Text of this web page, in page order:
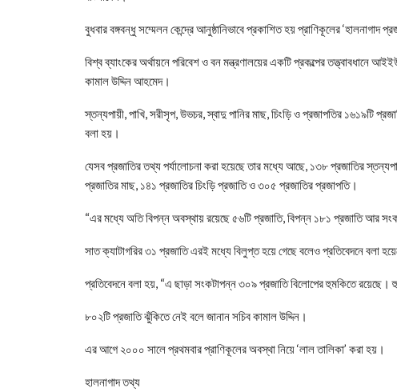
বুধবার বঙ্গবন্ধু সম্মেলন কেন্দ্রে আনুষ্ঠানিভাবে প্রকাশিত হয় প্রাণিকূলের
বিশ্ব ব্যাংকের অর্থায়নে পরিবেশ ও বন মন্ত্রণালয়ের একটি প্রকল্পের তত্ত্বাবধানে
কামাল উদ্দিন আহমেদ।
স্তন্যপায়ী, পাখি, সরীসৃপ, উভচর, স্বাদু পানির মাছ, চিংড়ি ও প্রজাপতির ১৬১৯টি
বলা হয়।
যেসব প্রজাতির তথ্য পর্যালোচনা করা হয়েছে তার মধ্যে আছে, ১৩৮ প্রজাতির
প্রজাতির মাছ, ১৪১ প্রজাতির চিংড়ি প্রজাতি ও ৩০৫ প্রজাতির প্রজাপতি।
“এর মধ্যে অতি বিপন্ন অবস্থায় রয়েছে ৫৬টি প্রজাতি, বিপন্ন ১৮১ প্রজাতি আর
সাত ক্যাটাগরির ৩১ প্রজাতি এরই মধ্যে বিলুপ্ত হয়ে গেছে বলেও প্রতিবেদনে বলা
প্রতিবেদনে বলা হয়, “এ ছাড়া সংকটাপন্ন ৩০৯ প্রজাতি বিলোপের হুমকিতে
৮০২টি প্রজাতি ঝুঁকিতে নেই বলে জানান সচিব কামাল উদ্দিন।
এর আগে ২০০০ সালে প্রথমবার প্রাণিকূলের অবস্থা নিয়ে ‘লাল তালিকা’ করা হয়।
হালনাগাদ তথ্য